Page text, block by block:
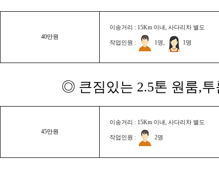
40만원
이송거리 : 15Km 이내, 사다리차 별도
작업인원 : 1명, 1명
◎ 큰짐있는 2.5톤 원룸,
45만원
이송거리 : 15Km 이내, 사다리차 별도
작업인원 : 2명